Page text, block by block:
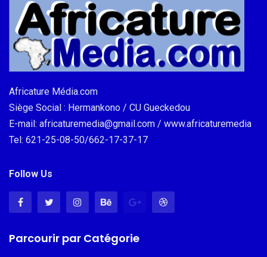
Africature Média.com
Siège Social : Hermankono / CU Gueckedou
E-mail: africaturemedia@gmail.com / www.africaturemedia
Tel: 621-25-08-50/662-17-37-17
Follow Us
Parcourir par Catégorie